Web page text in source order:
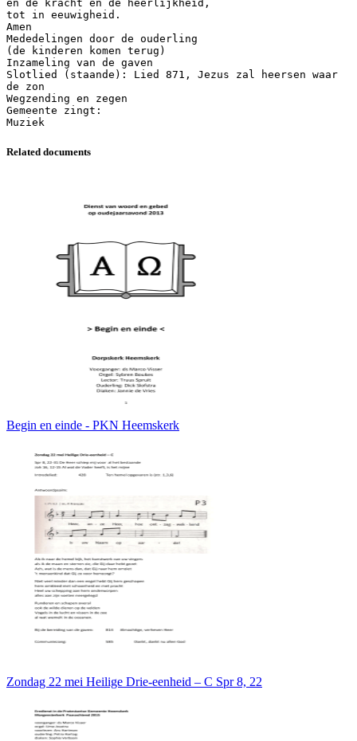
en de kracht en de heerlijkheid,
tot in eeuwigheid.
Amen
Mededelingen door de ouderling
(de kinderen komen terug)
Inzameling van de gaven
Slotlied (staande): Lied 871, Jezus zal heersen waar
de zon
Wegzending en zegen
Gemeente zingt:
Related documents
Begin en einde - PKN Heemskerk
Zondag 22 mei Heilige Drie-eenheid – C Spr 8, 22